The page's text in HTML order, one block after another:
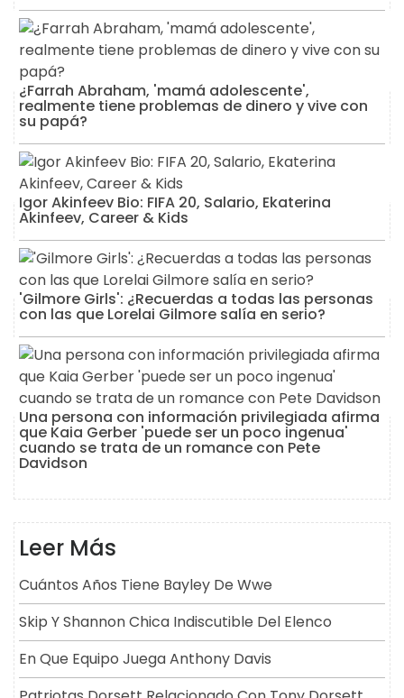
¿Farrah Abraham, 'mamá adolescente',
realmente tiene problemas de dinero y vive con
su papá?
Igor Akinfeev Bio: FIFA 20, Salario, Ekaterina
Akinfeev, Career & Kids
'Gilmore Girls': ¿Recuerdas a todas las personas
con las que Lorelai Gilmore salía en serio?
Una persona con información privilegiada afirma
que Kaia Gerber 'puede ser un poco ingenua'
cuando se trata de un romance con Pete
Davidson
Leer Más
Cuántos Años Tiene Bayley De Wwe
Skip Y Shannon Chica Indiscutible Del Elenco
En Que Equipo Juega Anthony Davis